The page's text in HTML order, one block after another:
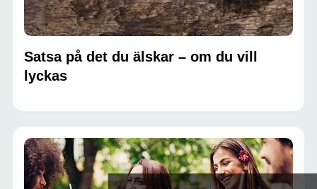
Satsa på det du älskar – om du vill
lyckas